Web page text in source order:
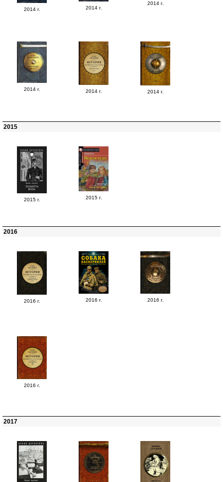
2014 г. 2014 г.
2014 г.
2014 г. 2014 г. 2014 г.
2015
2015 г. 2015 г.
2016
2016 г. 2016 г. 2016 г.
2016 г.
2017